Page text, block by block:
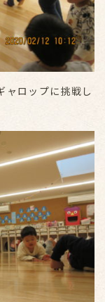
ロップに挑戦し